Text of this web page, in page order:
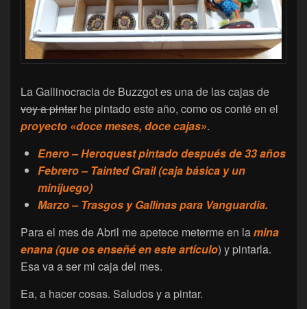
La Gallinocracia de Buzzgot es una de las cajas de
voy a pintar he pintado este año, como os conté en el
proyecto «doce meses, doce cajas».
Enero – Heroquest pintado después de 33 años
Febrero – Tainted Grail (caja básica y un
minijuego)
Marzo – Trasgos y Gallinas para Vanguardia.
Para el mes de Abril me apetece meterme en lamina
enana (que os enseñé en este artículo) y pintarla.
Esa va a ser mi caja del mes.
Ea, a hacer cosas. Saludos y a pintar.